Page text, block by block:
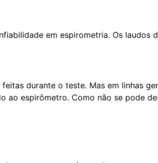
em espirometria. Os laudos
durante o teste. Mas em linhas
ao espirômetro. Como não se pode